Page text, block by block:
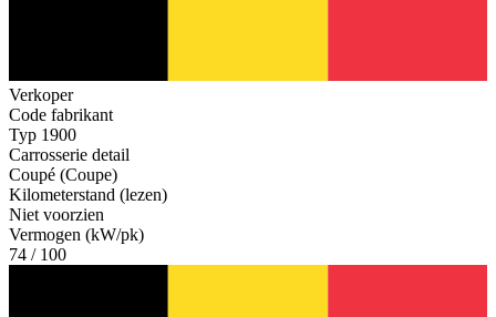
Verkoper
Code fabrikant
Typ 1900
Carrosserie detail
Coupé (Coupe)
Kilometerstand (lezen)
Niet voorzien
Vermogen (kW/pk)
74 / 100